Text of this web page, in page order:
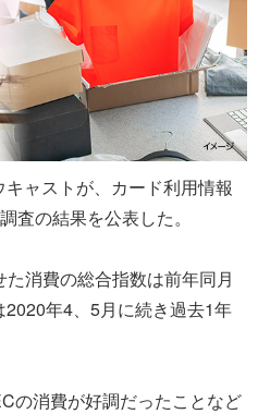
ャストが、カード利用情報
査の結果を公表した。
消費の総合指数は前年同月
年4、5月に続き過去1年
の消費が好調だったことなど